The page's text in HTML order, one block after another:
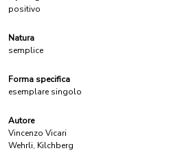
positivo
Natura
semplice
Forma specifica
esemplare singolo
Autore
Vincenzo Vicari
Wehrli, Kilchberg